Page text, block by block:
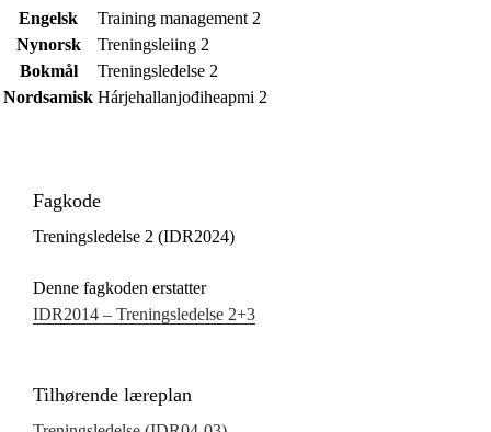
Engelsk
Training management 2
Nynorsk
Treningsleiing 2
Bokmål
Treningsledelse 2
Nordsamisk Hárjehallanjođiheapmi 2
Fagkode
Treningsledelse 2 (IDR2024)
Denne fagkoden erstatter
IDR2014 – Treningsledelse 2+3
Tilhørende læreplan